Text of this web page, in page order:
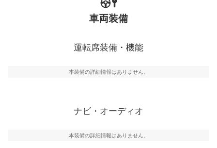
車両装備
運転席装備・機能
本装備の詳細情報はありません。
ナビ・オーディオ
本装備の詳細情報はありません。